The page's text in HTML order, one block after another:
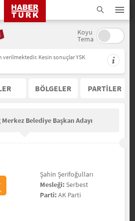
Koyu
Tema
verilmektedir. Kesin sonuçlar YSK
BÖLGELER PARTİLER
Merkez Belediye Başkan Adayı
Şahin Şerifoğulları
Mesleği: Serbest
Parti:AK Parti